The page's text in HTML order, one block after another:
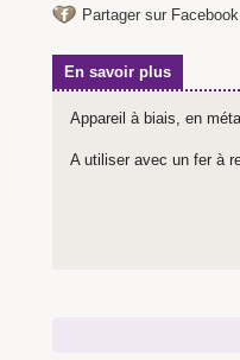
Partager sur Facebook
En savoir plus
Appareil à biais, en
A utiliser avec un fer à